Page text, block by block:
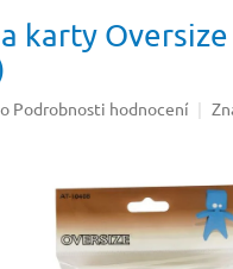
karty
Podrobnosti hodnocení